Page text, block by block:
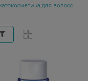
для волосся